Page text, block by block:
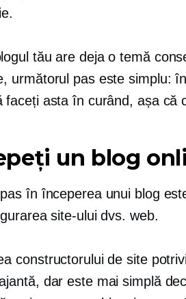
tău are deja o temă
următorul pas este simplu:
faceți asta în curând, așa că
un blog
în începerea unui blog
site-ului dvs. web.
constructorului de site
dar este mai simplă